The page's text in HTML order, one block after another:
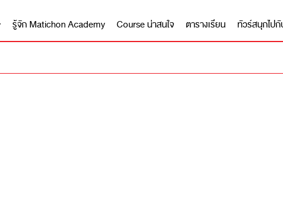
รู้จัก Matichon Academy Course น่าสนใจ ตารางเรียน ทัวร์สนุกไปกั